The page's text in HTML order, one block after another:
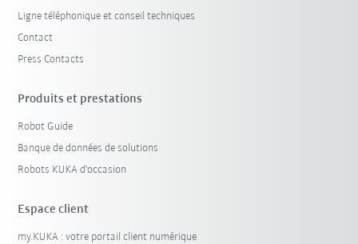
Ligne téléphonique et conseil techniques
Contact
Press Contacts
Produits et prestations
Robot Guide
Banque de données de solutions
Robots KUKA d'occasion
Espace client
my.KUKA : votre portail client numérique